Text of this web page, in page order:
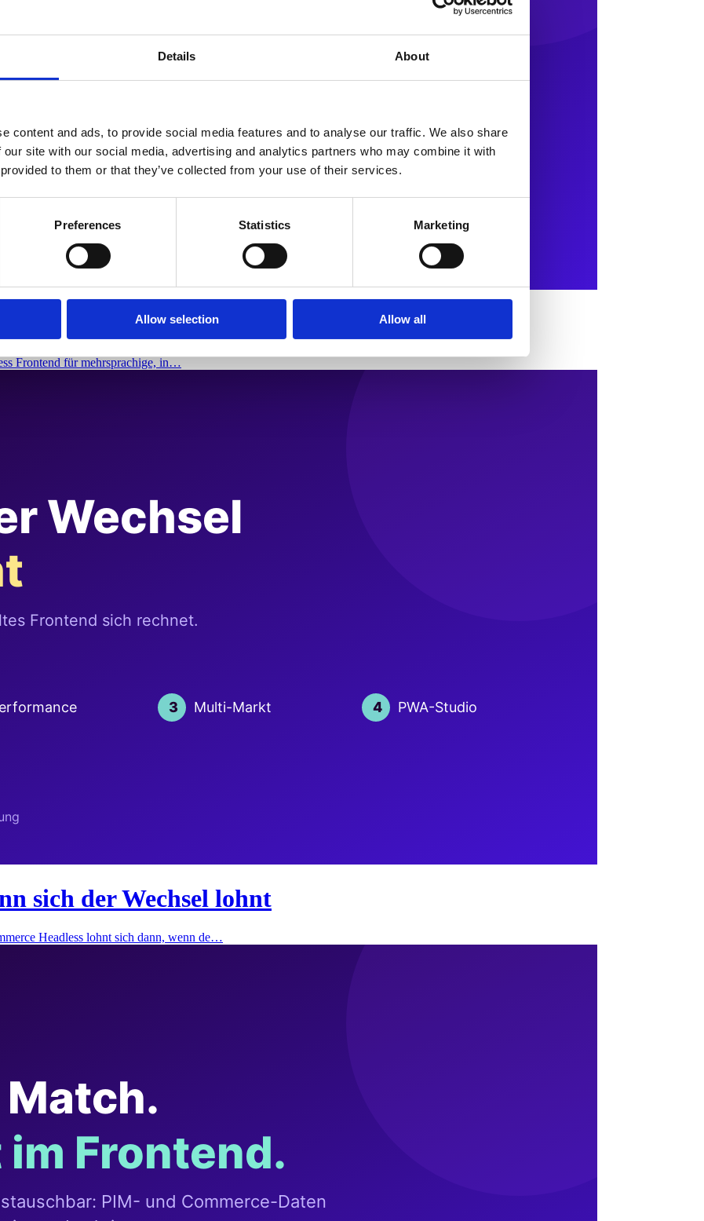
Details About
content and ads, to provide social media features and to analyse our traffic. We also share
our site with our social media, advertising and analytics partners who may combine it with
to them or that they’ve collected from your use of their services.
Preferences Statistics Marketing
Allow selection Allow all
internationale Shops
Frontend für mehrsprachige, in…
sich der Wechsel lohnt
Headless lohnt sich dann, wenn de…